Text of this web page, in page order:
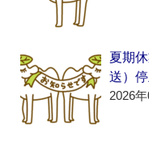
夏期
送）
2026